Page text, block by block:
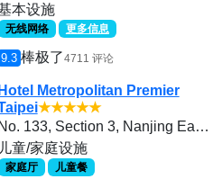
本设施
无线网络 更多信息
9.3 棒极了4711 评论
Hotel Metropolitan Premier
★★★★★
No. 133, Section 3, Nanjing East Road
儿童/家庭设施
家庭厅 儿童餐